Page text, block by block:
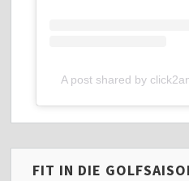
A post shared by
FIT IN DIE